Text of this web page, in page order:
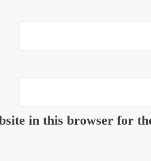
in this browser for